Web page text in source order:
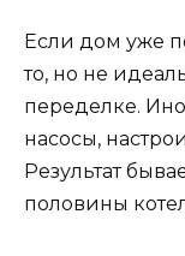
Если дом уже
то, но не
переделке.
насосы,
Результат
половины